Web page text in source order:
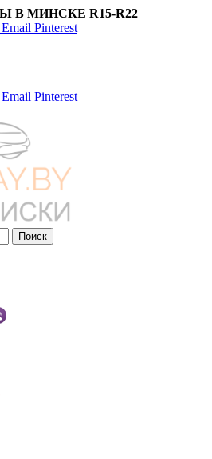
В МИНСКЕ R15-R22
Email Pinterest
Email Pinterest
Поиск